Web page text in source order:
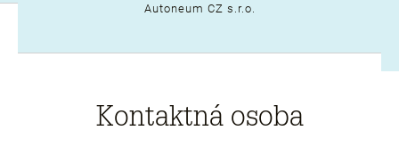
Autoneum CZ s.r.o.
Kontaktná osoba